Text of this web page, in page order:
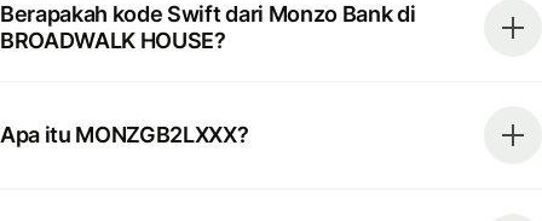
Berapakah kode Swift dari Monzo Bank di
BROADWALK HOUSE?
Apa itu MONZGB2LXXX?